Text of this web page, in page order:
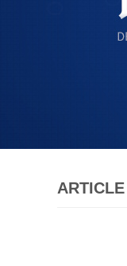
ARTICLE